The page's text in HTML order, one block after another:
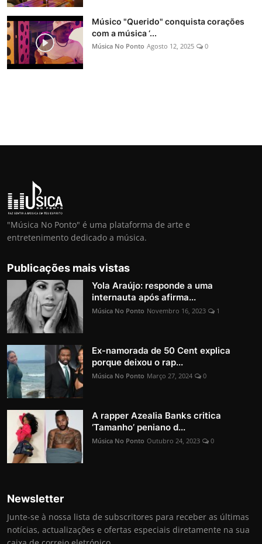
Músico "Querido" conquista corações
com a música ‘...
Música No Ponto Agosto 12, 2025 0
"Música No Ponto" é uma plataforma de arte e
entretenimento dedicado a música.
Publicações mais vistas
Yola Araújo: responde a uma
internauta após afirma...
Música No Ponto Novembro 16, 2023 1
Ex-namorada de 50 Cent explica
porque deixou o rap...
Música No Ponto Março 27, 2024 0
A rapper Azealia Banks critica
‘Tamanho’ peniano d...
Música No Ponto Outubro 24, 2023 0
Newsletter
Junte-se à nossa lista de subscritores para receber as últimas
notícias, actualizações e ofertas especiais diretamente na sua